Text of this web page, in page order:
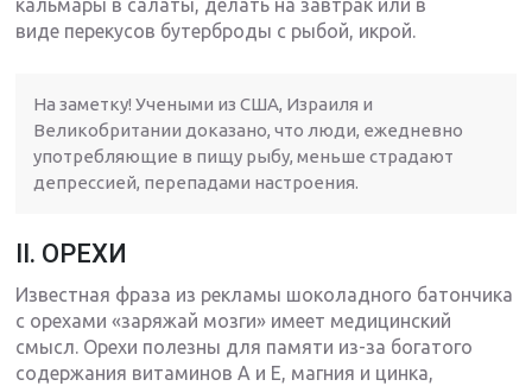
кальмары в салаты, делать на завтрак или в
виде перекусов бутерброды с рыбой, икрой.
На заметку! Учеными из США, Израиля и
Великобритании доказано, что люди, ежедневно
употребляющие в пищу рыбу, меньше страдают
депрессией, перепадами настроения.
II. ОРЕХИ
Известная фраза из рекламы шоколадного батончика
с орехами «заряжай мозги» имеет медицинский
смысл. Орехи полезны для памяти из-за богатого
содержания витаминов А и Е, магния и цинка,